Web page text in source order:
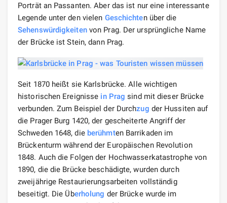
Porträt an Passanten. Aber das ist nur eine interessante
Legende unter den vielen Geschichten über die
Sehenswürdigkeitenvon Prag. Der ursprüngliche Name
der Brücke ist Stein, dann Prag.
Seit 1870 heißt sie Karlsbrücke. Alle wichtigen
historischen Ereignisse in Prag sind mit dieser Brücke
verbunden. Zum Beispiel der Durchzug der Hussiten auf
die Prager Burg 1420, der gescheiterte Angriff der
Schweden 1648, die berühmten Barrikaden im
Brückenturm während der Europäischen Revolution
1848. Auch die Folgen der Hochwasserkatastrophe von
1890, die die Brücke beschädigte, wurden durch
zweijährige Restaurierungsarbeiten vollständig
beseitigt. Die Überholung der Brücke wurde im